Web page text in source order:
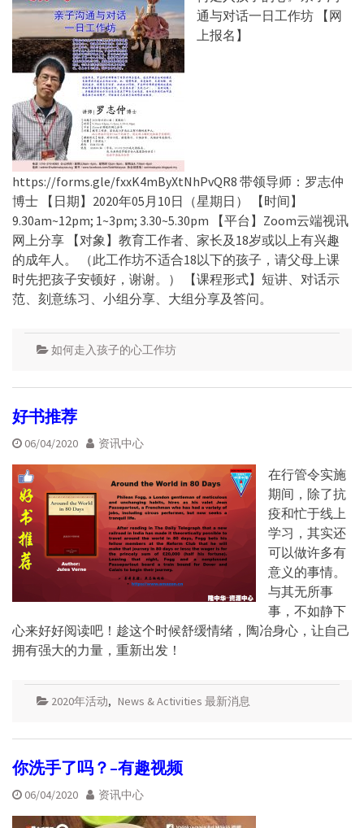
通与对话一日工作坊 【网
上报名】
https://forms.gle/fxxK4mByXtNhPvQR8 带领导师：罗志仲
博士 【日期】2020年05月10日（星期日） 【时间】
9.30am~12pm; 1~3pm; 3.30~5.30pm 【平台】Zoom云端视讯
网上分享 【对象】教育工作者、家长及18岁或以上有兴趣
的成年人。 （此工作坊不适合18以下的孩子，请父母上课
时先把孩子安顿好，谢谢。） 【课程形式】短讲、对话示
范、刻意练习、小组分享、大组分享及答问。
如何走入孩子的心工作坊
好书推荐
06/04/2020 资讯中心
在行管令实施
期间，除了抗
疫和忙于线上
学习，其实还
可以做许多有
意义的事情。
与其无所事
事，不如静下
心来好好阅读吧！趁这个时候舒缓情绪，陶冶身心，让自己
拥有强大的力量，重新出发！
2020年活动, News & Activities 最新消息
你洗手了吗？–有趣视频
06/04/2020 资讯中心